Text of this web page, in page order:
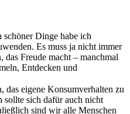
schöner Dinge habe ich
Es muss ja nicht immer
das Freude macht – manchmal
Entdecken und
das eigene Konsumverhalten zu
sollte sich dafür auch nicht
sind wir alle Menschen